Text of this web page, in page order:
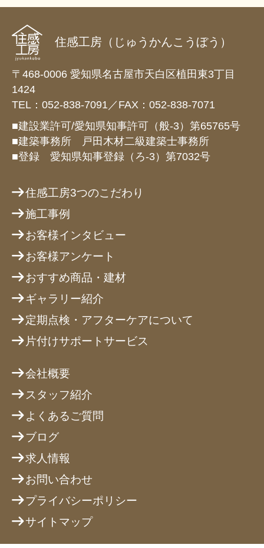
住感工房（じゅうかんこうぼう）
〒468-0006 愛知県名古屋市天白区植田東3丁目
1424
TEL：052-838-7091／FAX：052-838-7071
■建設業許可/愛知県知事許可（般-3）第65765号
■建築事務所 戸田木材二級建築士事務所
■登録 愛知県知事登録（ろ-3）第7032号
住感工房3つのこだわり
施工事例
お客様インタビュー
お客様アンケート
おすすめ商品・建材
ギャラリー紹介
定期点検・アフターケアについて
片付けサポートサービス
会社概要
スタッフ紹介
よくあるご質問
ブログ
求人情報
お問い合わせ
プライバシーポリシー
サイトマップ